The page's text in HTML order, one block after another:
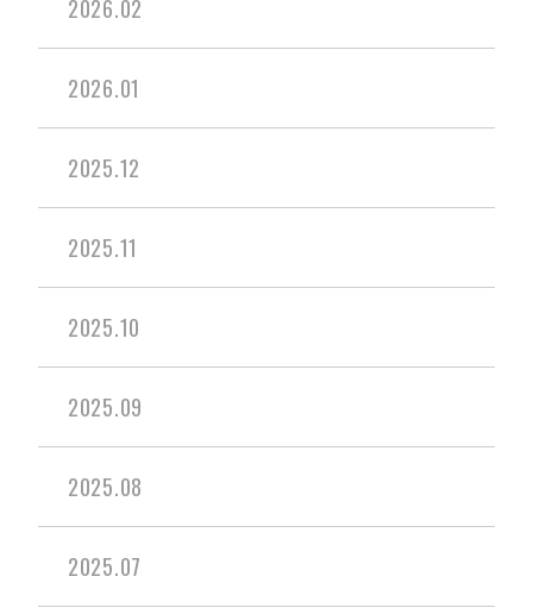
2026.02
2026.01
2025.12
2025.11
2025.10
2025.09
2025.08
2025.07